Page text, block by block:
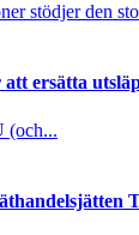
stödjer den
ersätta
(och...